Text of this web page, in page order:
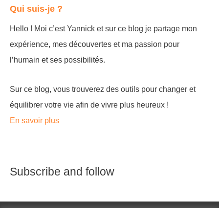
Qui suis-je ?
Hello ! Moi c’est Yannick et sur ce blog je partage mon
expérience, mes découvertes et ma passion pour
l’humain et ses possibilités.
Sur ce blog, vous trouverez des outils pour changer et
équilibrer votre vie afin de vivre plus heureux !
En savoir plus
Subscribe and follow